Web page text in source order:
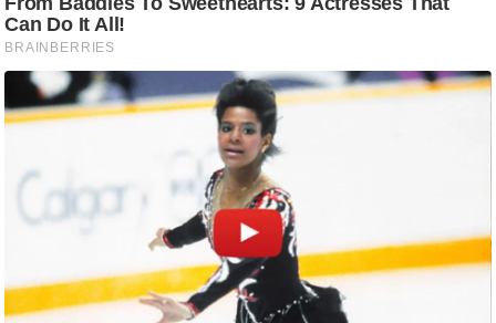
इ
फ
स्टा
इ
ल
क्नॉ
लॉ
ब्यू
टी